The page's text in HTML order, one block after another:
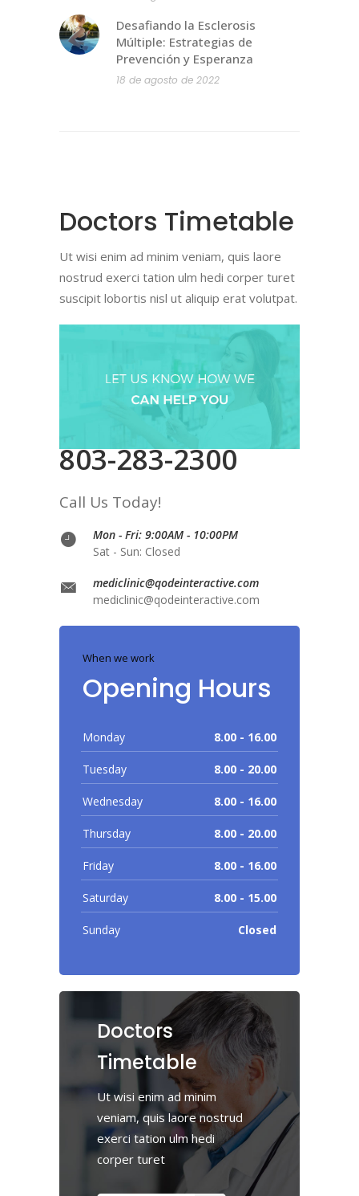
Desafiando la Esclerosis
Múltiple: Estrategias de
Prevención y Esperanza
18 de agosto de 2022
Doctors Timetable
Ut wisi enim ad minim veniam, quis laore
nostrud exerci tation ulm hedi corper turet
suscipit lobortis nisl ut aliquip erat volutpat.
803-283-2300
Call Us Today!
Mon - Fri: 9:00AM - 10:00PM
Sat - Sun: Closed
mediclinic@qodeinteractive.com
mediclinic@qodeinteractive.com
When we work
Opening Hours
Monday 8.00 - 16.00
Tuesday 8.00 - 20.00
Wednesday 8.00 - 16.00
Thursday 8.00 - 20.00
Friday 8.00 - 16.00
Saturday 8.00 - 15.00
Sunday Closed
Doctors
Timetable
Ut wisi enim ad minim
veniam, quis laore nostrud
exerci tation ulm hedi
corper turet